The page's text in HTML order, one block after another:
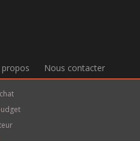
propos Nous contacter